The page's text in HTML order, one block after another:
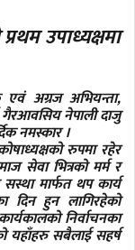
उपाध्यक्षमा
अग्रज अभियन्ता,
नेपाली दाजु
नमस्कार ।
रुपमा रहेर
सेवा भित्रको मर्म र
मार्फत थप कार्य
दिन हुन लागिरहेको
निर्वाचनका
यहाँहरु सबैलाई सहर्ष